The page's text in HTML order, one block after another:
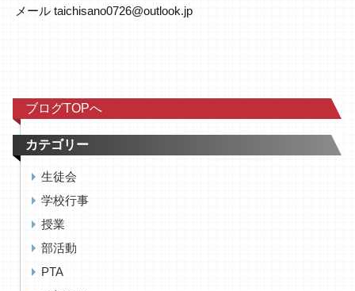
メール taichisano0726@outlook.jp
ブログTOPへ
カテゴリー
生徒会
学校行事
授業
部活動
PTA